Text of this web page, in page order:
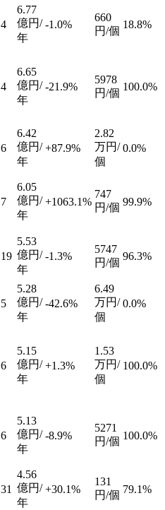
4
6.77
億円/
年
-1.0%
660
円/個
18.8%
4
6.65
億円/
年
-21.9%
5978
円/個
100.0%
6
6.42
億円/
年
+87.9%
2.82
万円/
個
0.0%
7
6.05
億円/
年
+1063.1%
747
円/個 99.9%
19
5.53
億円/
年
-1.3%
5747
円/個
96.3%
5
5.28
億円/
年
-42.6%
6.49
万円/
個
0.0%
6
5.15
億円/
年
+1.3%
1.53
万円/
個
100.0%
6
5.13
億円/
年
-8.9%
5271
円/個 100.0%
31
4.56
億円/
年
+30.1%
131
円/個 79.1%